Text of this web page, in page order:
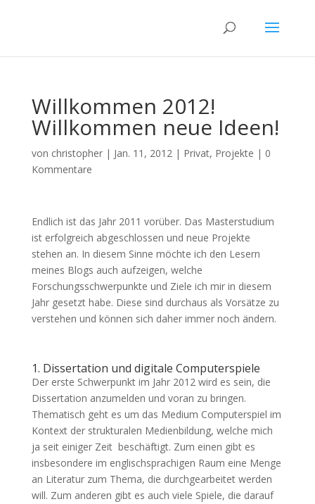
Willkommen 2012!
Willkommen neue Ideen!
von christopher| Jan. 11, 2012| Privat, Projekte | 0
Kommentare
Endlich ist das Jahr 2011 vorüber. Das Masterstudium
ist erfolgreich abgeschlossen und neue Projekte
stehen an. In diesem Sinne möchte ich den Lesern
meines Blogs auch aufzeigen, welche
Forschungsschwerpunkte und Ziele ich mir in diesem
Jahr gesetzt habe. Diese sind durchaus als Vorsätze zu
verstehen und können sich daher immer noch ändern.
1. Dissertation und digitale Computerspiele
Der erste Schwerpunkt im Jahr 2012 wird es sein, die
Dissertation anzumelden und voran zu bringen.
Thematisch geht es um das Medium Computerspiel im
Kontext der strukturalen Medienbildung, welche mich
ja seit einiger Zeit beschäftigt. Zum einen gibt es
insbesondere im englischsprachigen Raum eine Menge
an Literatur zum Thema, die durchgearbeitet werden
will. Zum anderen gibt es auch viele Spiele, die darauf